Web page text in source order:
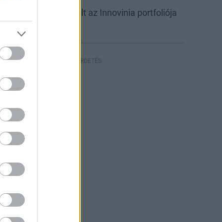
csarnokkal bővült az Innovinia portfoliója
HIRDETÉS